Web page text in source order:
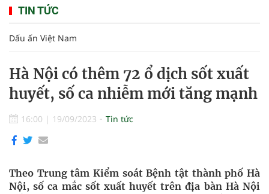
TIN TỨC
Dấu ấn Việt Nam
Hà Nội có thêm 72 ổ dịch sốt xuất
huyết, số ca nhiễm mới tăng mạnh
16:00 | 19/09/2023 Tin tức
Theo Trung tâm Kiểm soát Bệnh tật thành phố Hà
Nội, số ca mắc sốt xuất huyết trên địa bàn Hà Nội